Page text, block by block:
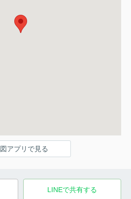
アプリで見る
LINEで共有する